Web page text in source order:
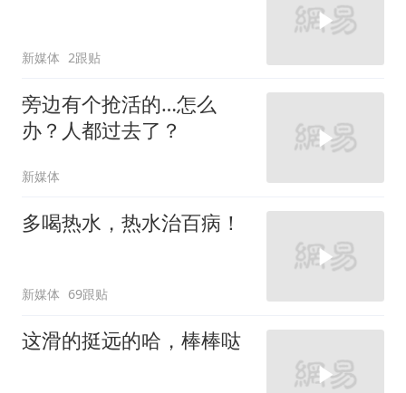
新媒体 2跟贴
旁边有个抢活的…怎么
办？人都过去了？
新媒体
多喝热水，热水治百病！
新媒体 69跟贴
这滑的挺远的哈，棒棒哒